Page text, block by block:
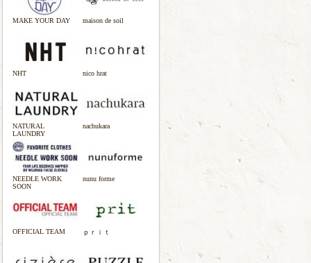
MAKE YOUR DAY maison de soil
NHT nico hrat
NATURAL
LAUNDRY
nachukara
NEEDLE WORK
SOON
nunu forme
OFFICIAL TEAM ｐｒｉｔ